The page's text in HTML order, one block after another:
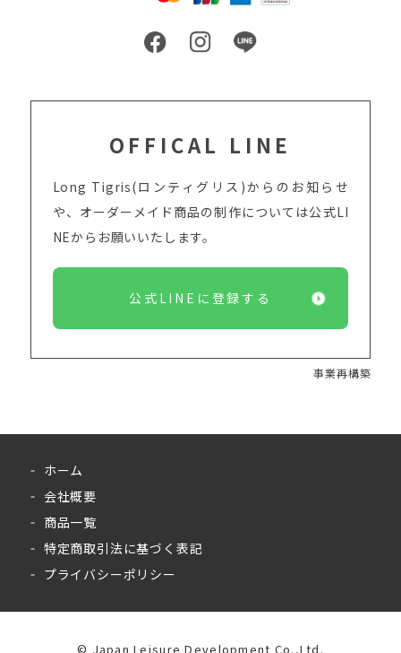
OFFICAL LINE
Long Tigris(ロンティグリス)からのお知らせ
や、オーダーメイド商品の制作については公式LI
NEからお願いいたします。
公式LINEに登録する
事業再構築
ホーム
会社概要
商品一覧
特定商取引法に基づく表記
プライバシーポリシー
©︎ Japan Leisure Development Co.,Ltd.